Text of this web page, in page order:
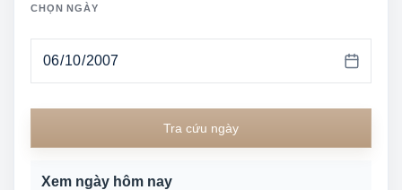
CHỌN NGÀY
Tra cứu ngày
Xem ngày hôm nay